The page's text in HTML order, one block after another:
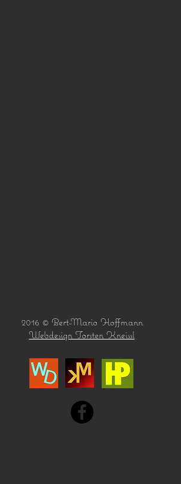
2016 © Bert-Mario Hoffmann
Webdesign Torsten Kneissl